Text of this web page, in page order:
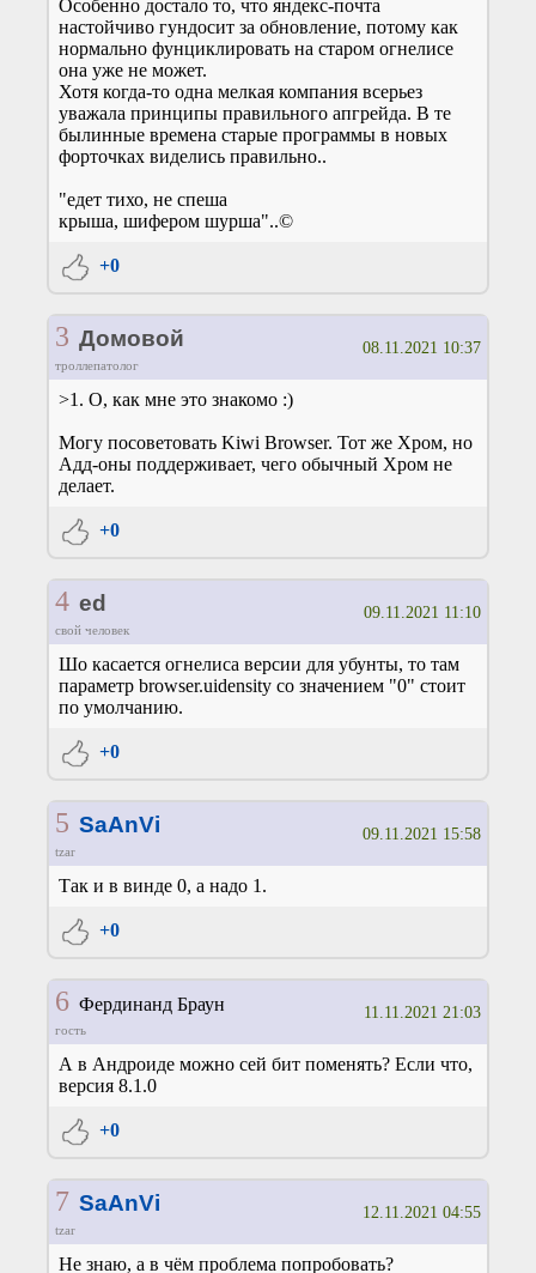
Особенно достало то, что яндекс-почта
настойчиво гундосит за обновление, потому как
нормально фунциклировать на старом огнелисе
она уже не может.
Хотя когда-то одна мелкая компания всерьез
уважала принципы правильного апгрейда. В те
былинные времена старые программы в новых
форточках виделись правильно..
"едет тихо, не спеша
крыша, шифером шурша"..©
+0
3 Домовой
троллепатолог
08.11.2021 10:37
>1. О, как мне это знакомо :)
Могу посоветовать Kiwi Browser. Тот же Хром, но
Адд-оны поддерживает, чего обычный Хром не
делает.
+0
4 ed
свой человек
09.11.2021 11:10
Шо касается огнелиса версии для убунты, то там
параметр browser.uidensity со значением "0" стоит
по умолчанию.
+0
5 SaAnVi
tzar
09.11.2021 15:58
Так и в винде 0, а надо 1.
+0
6Фердинанд Браун
гость
11.11.2021 21:03
А в Андроиде можно сей бит поменять? Если что,
версия 8.1.0
+0
7 SaAnVi
tzar
12.11.2021 04:55
Не знаю, а в чём проблема попробовать?